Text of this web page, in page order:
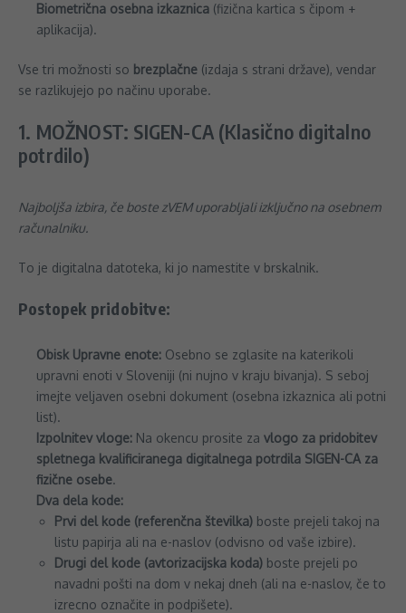
Biometrična osebna izkaznica (fizična kartica s čipom +
aplikacija).
Vse tri možnosti so brezplačne (izdaja s strani države), vendar
se razlikujejo po načinu uporabe.
1. MOŽNOST: SIGEN-CA (Klasično digitalno
potrdilo)
Najboljša izbira, če boste zVEM uporabljali izključno na osebnem
računalniku.
To je digitalna datoteka, ki jo namestite v brskalnik.
Postopek pridobitve:
Obisk Upravne enote: Osebno se zglasite na katerikoli
upravni enoti v Sloveniji (ni nujno v kraju bivanja). S seboj
imejte veljaven osebni dokument (osebna izkaznica ali potni
list).
Izpolnitev vloge: Na okencu prosite za vlogo za pridobitev
spletnega kvalificiranega digitalnega potrdila SIGEN-CA za
fizične osebe.
Dva dela kode:
Prvi del kode (referenčna številka) boste prejeli takoj na
listu papirja ali na e-naslov (odvisno od vaše izbire).
Drugi del kode (avtorizacijska koda) boste prejeli po
navadni pošti na dom v nekaj dneh (ali na e-naslov, če to
izrecno označite in podpišete).